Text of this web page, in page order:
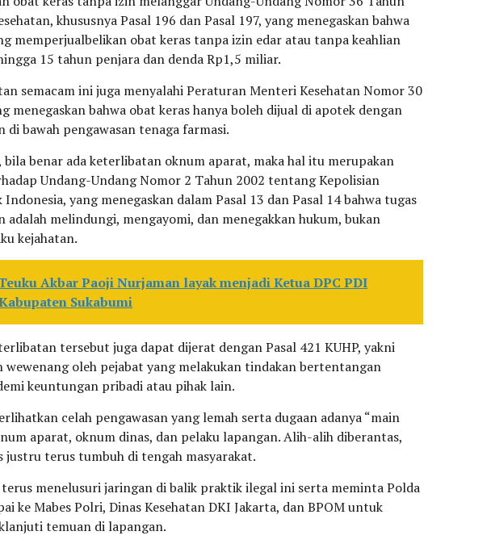
khususnya Pasal 196 dan Pasal 197, yang menegaskan bahwa
memperjualbelikan obat keras tanpa izin edar atau tanpa keahlian
15 tahun penjara dan denda Rp1,5 miliar.
semacam ini juga menyalahi Peraturan Menteri Kesehatan Nomor 30
menegaskan bahwa obat keras hanya boleh dijual di apotek dengan
di bawah pengawasan tenaga farmasi.
bila benar ada keterlibatan oknum aparat, maka hal itu merupakan
Undang-Undang Nomor 2 Tahun 2002 tentang Kepolisian
yang menegaskan dalam Pasal 13 dan Pasal 14 bahwa tugas
adalah melindungi, mengayomi, dan menegakkan hukum, bukan
kejahatan.
Akbar Paoji Nurjaman layak menjadi Ketua DPC PDI
Sukabumi
tersebut juga dapat dijerat dengan Pasal 421 KUHP, yakni
wewenang oleh pejabat yang melakukan tindakan bertentangan
keuntungan pribadi atau pihak lain.
celah pengawasan yang lemah serta dugaan adanya “main
aparat, oknum dinas, dan pelaku lapangan. Alih-alih diberantas,
justru terus tumbuh di tengah masyarakat.
terus menelusuri jaringan di balik praktik ilegal ini serta meminta Polda
ke Mabes Polri, Dinas Kesehatan DKI Jakarta, dan BPOM untuk
temuan di lapangan.